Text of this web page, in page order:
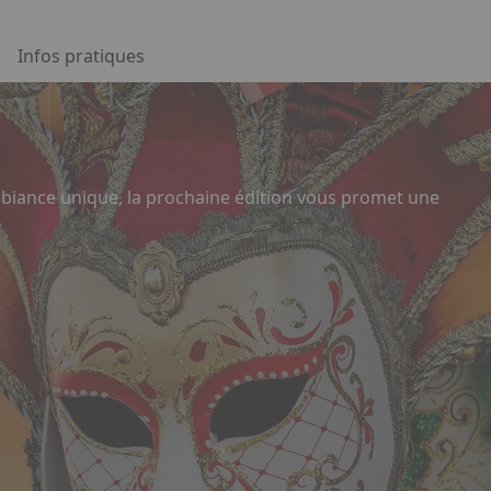
Infos pratiques
sur la flèche bas pour ouvrir le sous-menu.
Facebook
Linkedin
Instagram
unique, la prochaine édition vous promet une